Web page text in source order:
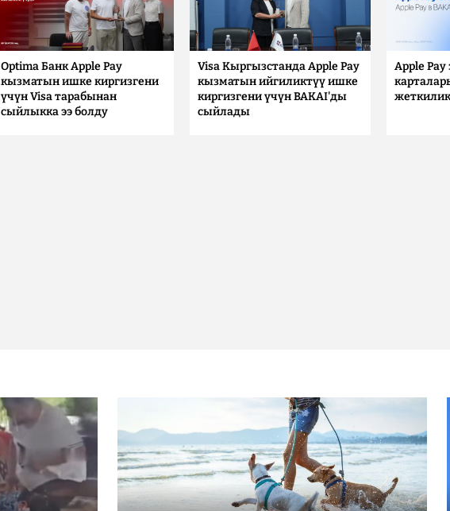
Optima Банк Apple Pay
кызматын ишке киргизгени
үчүн Visa тарабынан
сыйлыкка ээ болду
Visa Кыргызстанда Apple Pay
кызматын ийгиликтүү ишке
киргизгени үчүн BAKAI'ды
сыйлады
Apple